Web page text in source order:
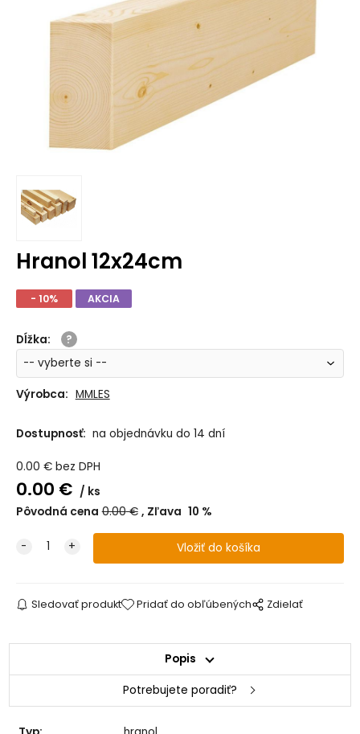
Hranol 12x24cm
- 10% AKCIA
Dĺžka:
Výrobca: MMLES
Dostupnosť: na objednávku do 14 dní
0.00 € bez DPH
0.00 €
ks
Pôvodná cena 0.00€ Zľava 10 %
Sledovať produkt Pridať do obľúbených Zdielať
Popis
Potrebujete poradiť?